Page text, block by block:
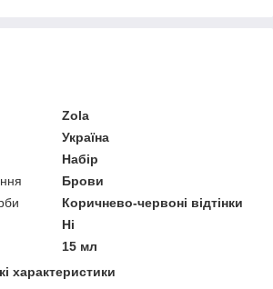
Zola
Україна
Набір
Брови
Коричнево-червоні відтінки
Ні
15 мл
характеристики